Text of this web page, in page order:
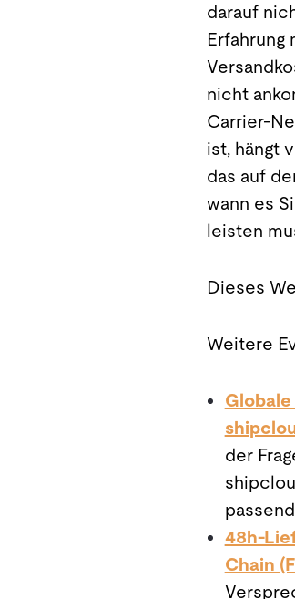
darauf
Erfahrung
nicht
Carrier-
ist, hängt
das auf
wann es
leisten
Dieses
Weitere
der
48h-
Chain